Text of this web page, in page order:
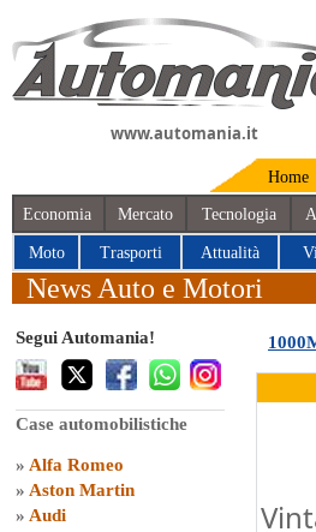
www.automania.it
Home
Economia Mercato Tecnologia
Moto Trasporti Attualità
News Auto e Motori
Segui Automania!
Case automobilistiche
» Alfa Romeo
» Aston Martin
» Audi